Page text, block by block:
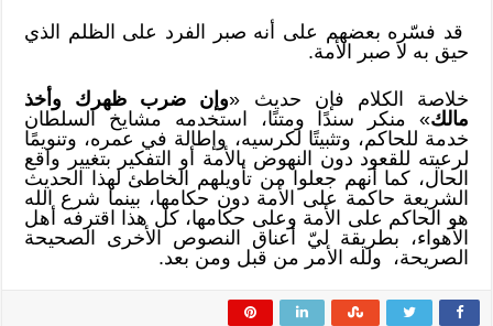
قد فسّره بعضهم على أنه صبر الفرد على الظلم الذي
حيق به لا صبر الأمة.
خلاصة الكلام فإن حديث «وإن ضرب ظهرك وأخذ
مالك» منكر سندًا ومتنًا، استخدمه مشايخ السلطان
خدمة للحاكم، وتثبيتًا لكرسيه، وإطالة في عمره، وتنويمًا
لرعيته للقعود دون النهوض بالأمة أو التفكير بتغيير واقع
الحال، كما أنهم جعلوا من تأويلهم الخاطئ لهذا الحديث
الشريعة حاكمة على الأمة دون حكامها، بينما شرع الله
هو الحاكم على الأمة وعلى حكامها، كل هذا اقترفه أهل
الأهواء، بطريقة ليّ أعناق النصوص الأخرى الصحيحة
الصريحة، ولله الأمر من قبل ومن بعد.